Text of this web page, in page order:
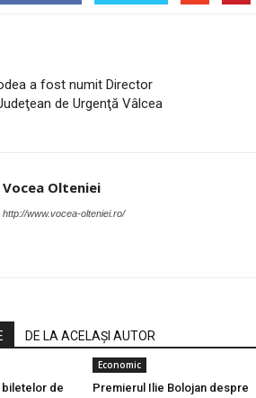
a fost numit Director
de Urgenţă Vâlcea
Vocea Olteniei
http://www.vocea-olteniei.ro/
DE LA ACELAȘI AUTOR
biletelor de
Economic
Premierul Ilie Bolojan despre